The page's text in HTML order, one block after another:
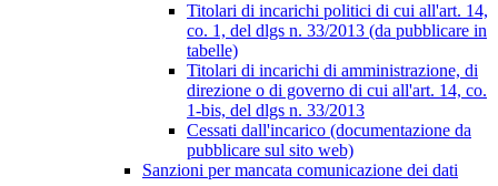
Titolari di incarichi politici di cui all'art. 14,
co. 1, del dlgs n. 33/2013 (da pubblicare in
tabelle)
Titolari di incarichi di amministrazione, di
direzione o di governo di cui all'art. 14, co.
1-bis, del dlgs n. 33/2013
Cessati dall'incarico (documentazione da
pubblicare sul sito web)
Sanzioni per mancata comunicazione dei dati